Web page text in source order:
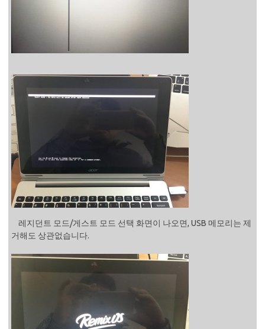
레지던트 모드/게스트 모드 선택 화면이 나오면, USB 메모리는 제
거해도 상관없습니다.